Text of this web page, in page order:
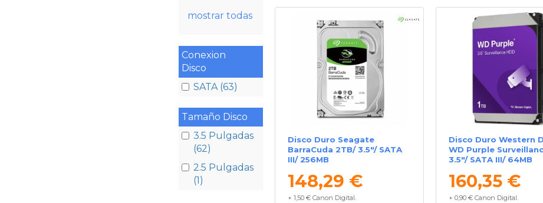
mostrar todas
Conexion
Disco
SATA (63)
Tamaño Disco
3.5 Pulgadas
(62)
2.5 Pulgadas
(1)
Disco Duro Seagate
BarraCuda 2TB/ 3.5"/ SATA
III/ 256MB
148,29 €
+ 1,50 € Canon Digital.
Disco Duro Western
WD Purple
3.5"/ SATA III/ 64MB
160,35 €
+ 0,90 € Canon Digital.